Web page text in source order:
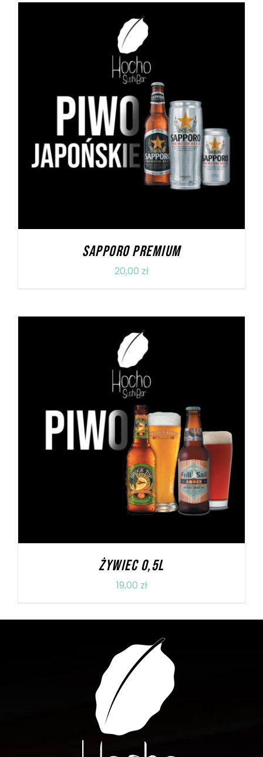
DODAJ DO KOSZYKA / SZCZEGÓŁY
SAPPORO PREMIUM
20,00 zł
DODAJ DO KOSZYKA / SZCZEGÓŁY
ŻYWIEC 0,5l
19,00 zł